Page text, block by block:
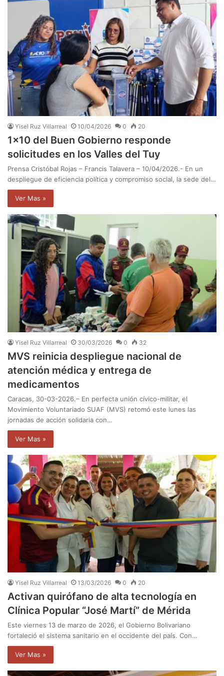
Yisel Ruz Villarreal 10/04/2026 0 20
1×10 del Buen Gobierno responde
solicitudes en los Valles del Tuy
Prensa Cristóbal Rojas – Francis Talavera – 10/04/2026.- En un
despliegue de eficiencia política y compromiso social, la sede del…
Ver Mas »
Yisel Ruz Villarreal 30/03/2026 0 32
MVS reinicia despliegue nacional de
atención médica y entrega de
medicamentos
​Caracas, 30-03-2026.– ​En perfecta unión cívico-militar, el
Movimiento Voluntariado SUAF (MVS) retomó este lunes las
jornadas de acción solidaria con…
Ver Mas »
Yisel Ruz Villarreal 13/03/2026 0 20
Activan quirófano de alta tecnología en
Clínica Popular “José Martí” de Mérida
Este viernes 13 de marzo de 2026, el Gobierno Bolivariano
fortaleció el sistema sanitario en el occidente del país. Con…
Ver Mas »